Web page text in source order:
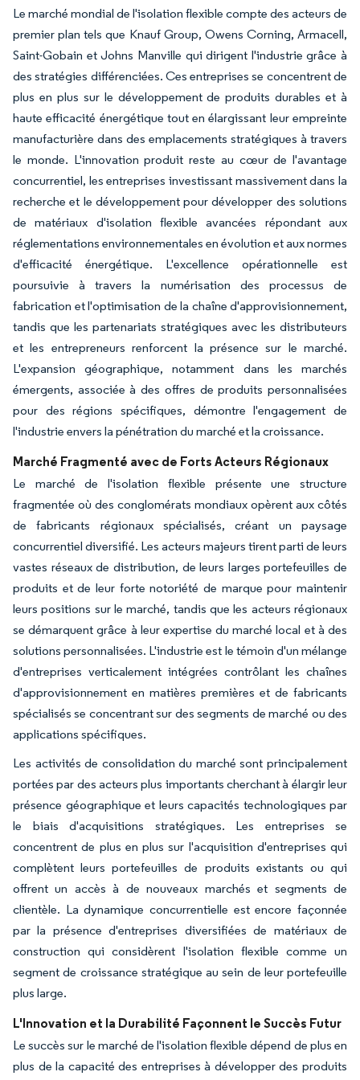
Le marché mondial de l'isolation flexible compte des acteurs de
premier plan tels que Knauf Group, Owens Corning, Armacell,
Saint-Gobain et Johns Manville qui dirigent l'industrie grâce à
des stratégies différenciées. Ces entreprises se concentrent de
plus en plus sur le développement de produits durables et à
haute efficacité énergétique tout en élargissant leur empreinte
manufacturière dans des emplacements stratégiques à travers
le monde. L'innovation produit reste au cœur de l'avantage
concurrentiel, les entreprises investissant massivement dans la
recherche et le développement pour développer des solutions
de matériaux d'isolation flexible avancées répondant aux
réglementations environnementales en évolution et aux normes
d'efficacité énergétique. L'excellence opérationnelle est
poursuivie à travers la numérisation des processus de
fabrication et l'optimisation de la chaîne d'approvisionnement,
tandis que les partenariats stratégiques avec les distributeurs
et les entrepreneurs renforcent la présence sur le marché.
L'expansion géographique, notamment dans les marchés
émergents, associée à des offres de produits personnalisées
pour des régions spécifiques, démontre l'engagement de
l'industrie envers la pénétration du marché et la croissance.
Marché Fragmenté avec de Forts Acteurs Régionaux
Le marché de l'isolation flexible présente une structure
fragmentée où des conglomérats mondiaux opèrent aux côtés
de fabricants régionaux spécialisés, créant un paysage
concurrentiel diversifié. Les acteurs majeurs tirent parti de leurs
vastes réseaux de distribution, de leurs larges portefeuilles de
produits et de leur forte notoriété de marque pour maintenir
leurs positions sur le marché, tandis que les acteurs régionaux
se démarquent grâce à leur expertise du marché local et à des
solutions personnalisées. L'industrie est le témoin d'un mélange
d'entreprises verticalement intégrées contrôlant les chaînes
d'approvisionnement en matières premières et de fabricants
spécialisés se concentrant sur des segments de marché ou des
applications spécifiques.
Les activités de consolidation du marché sont principalement
portées par des acteurs plus importants cherchant à élargir leur
présence géographique et leurs capacités technologiques par
le biais d'acquisitions stratégiques. Les entreprises se
concentrent de plus en plus sur l'acquisition d'entreprises qui
complètent leurs portefeuilles de produits existants ou qui
offrent un accès à de nouveaux marchés et segments de
clientèle. La dynamique concurrentielle est encore façonnée
par la présence d'entreprises diversifiées de matériaux de
construction qui considèrent l'isolation flexible comme un
segment de croissance stratégique au sein de leur portefeuille
plus large.
L'Innovation et la Durabilité Façonnent le Succès Futur
Le succès sur le marché de l'isolation flexible dépend de plus en
plus de la capacité des entreprises à développer des produits